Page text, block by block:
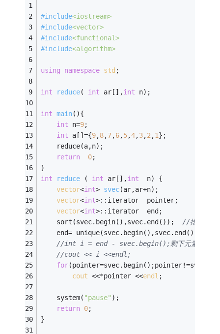
#include<iostream>
#include<vector>
#include<functional>
#include<algorithm>
using namespace std ;
int reduce( int ar[],int n) ;
int main(){
int n=9;
int a[]={9,8,7,6,5,4,3,2 ,1};
    reduce(a,n);
return
0;
}
int
reduce ( int ar[],int
  n)
{
vector<int> svec(ar,ar+n) ;
vector<int>::iterator  pointer;
vector<int>::iterator  end;
    sort(svec.begin(),svec.end());
//排序
    end= unique(svec.begin(),svec.end());
//int i = end - svec.begin();剩下元素个数
//cout << i <<endl;
for
cout <<*pointer <<endl ;
    system(
"pause" );
return 0;
}